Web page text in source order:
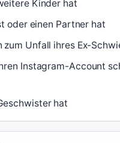
Kinder hat
oder einen Partner hat
zum Unfall ihres Ex-
Instagram-Account
hat